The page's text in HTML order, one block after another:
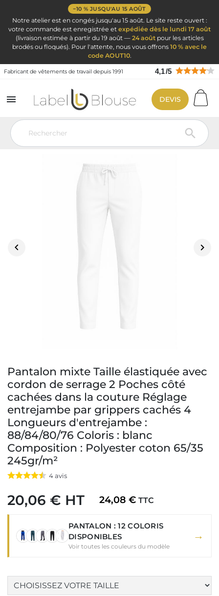
−10 % JUSQU'AU 15 AOÛT
Notre atelier est en congés jusqu'au 15 août. Le site reste ouvert :
votre commande est enregistrée et expédiée dès le lundi 17 août
(livraison estimée à partir du 19 août — 24 aoûtpour les articles
brodés ou floqués). Pour l'attente, nous vous offrons 10 % avec le
code AOUT10.
Fabricant de vêtements de travail depuis 1991 4,1/5


DEVIS
Vêtement de travail Blouse médicale
Pantalon médical femme -
par pressions et cordon serrage
 
Pantalon mixte Taille élastiquée avec
cordon de serrage 2 Poches côté
cachées dans la couture Réglage
entrejambe par grippers cachés 4
Longueurs d'entrejambe :
88/84/80/76 Coloris : blanc
Composition : Polyester coton 65/35
245gr/m²
4avis
20,06 € HT 24,08 € TTC
PANTALON : 12 COLORIS
DISPONIBLES
Voir toutes les couleurs du modèle
→